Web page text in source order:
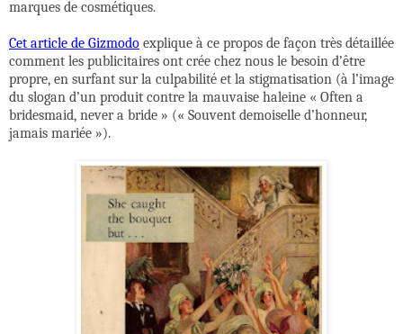
marques de cosmétiques.
Cet article de Gizmodo explique à ce propos de façon très détaillée
comment les publicitaires ont crée chez nous le besoin d’être
propre, en surfant sur la culpabilité et la stigmatisation (à l’image
du slogan d’un produit contre la mauvaise haleine « Often a
bridesmaid, never a bride » (« Souvent demoiselle d’honneur,
jamais mariée »).